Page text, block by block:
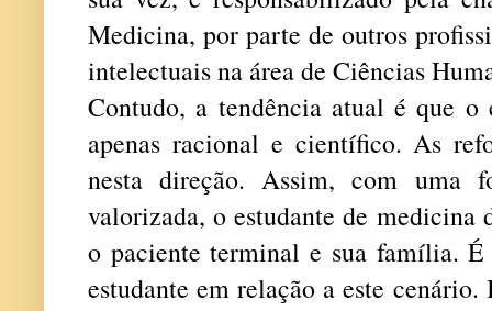
Medicina, por parte de outros
intelectuais na área de Ciências
Contudo, a tendência atual é que
apenas racional e científico. As
nesta direção. Assim, com uma
valorizada, o estudante de medicina
o paciente terminal e sua família.
estudante em relação a este